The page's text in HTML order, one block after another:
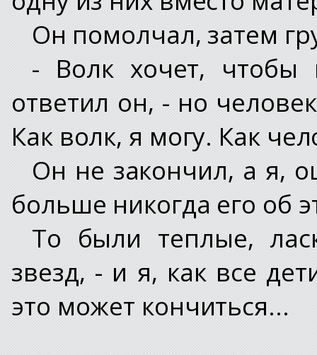
Он помолчал, затем
- Волк хочет, чтобы
ответил он, - но
Как волк, я могу. Как
Он не закончил, а я,
больше никогда его об
То были теплые,
звезд, - и я, как все
это может кончиться...